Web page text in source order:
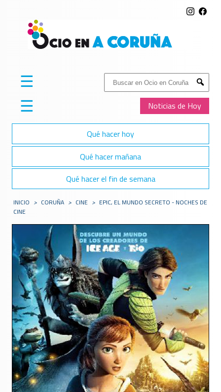
Buscar:
Submit
Noticias de Hoy
☰
☰
Qué hacer hoy
Qué hacer mañana
Qué hacer el fin de semana
INICIO > CORUÑA > CINE > EPIC, EL MUNDO SECRETO - NOCHES DE
CINE